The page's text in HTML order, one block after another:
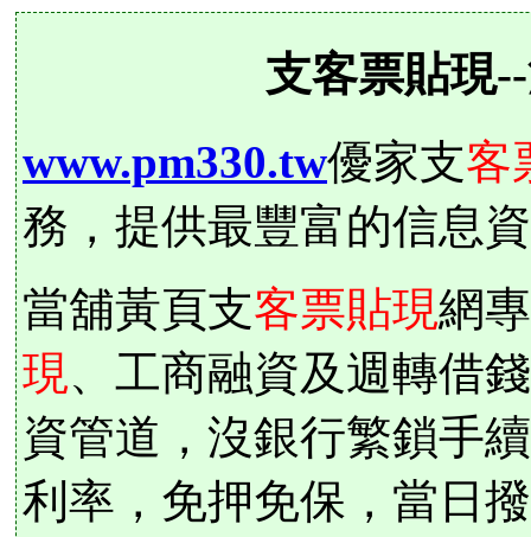
支客票貼現
www.pm330.tw優家支客
務，提供最豐富的信息
當舖黃頁支客票貼現網
現、工商融資及週轉借
資管道，沒銀行繁鎖手
利率，免押免保，當日